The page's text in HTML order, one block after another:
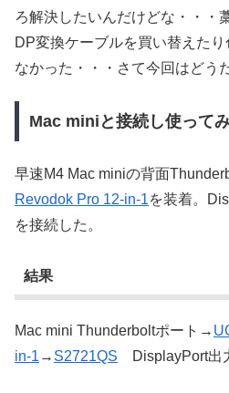
ろ解決したいんだけどな・・・
DP変換ケーブルを買い替えた
なかった・・・さて今回はどう
Mac miniと接続し使ってみ
早速M4 Mac miniの背面
Revodok Pro 12-in-1を装着。
を接続した。
結果
Mac mini Thunderboltポート→
in-1 → S2721QS DisplayPort出